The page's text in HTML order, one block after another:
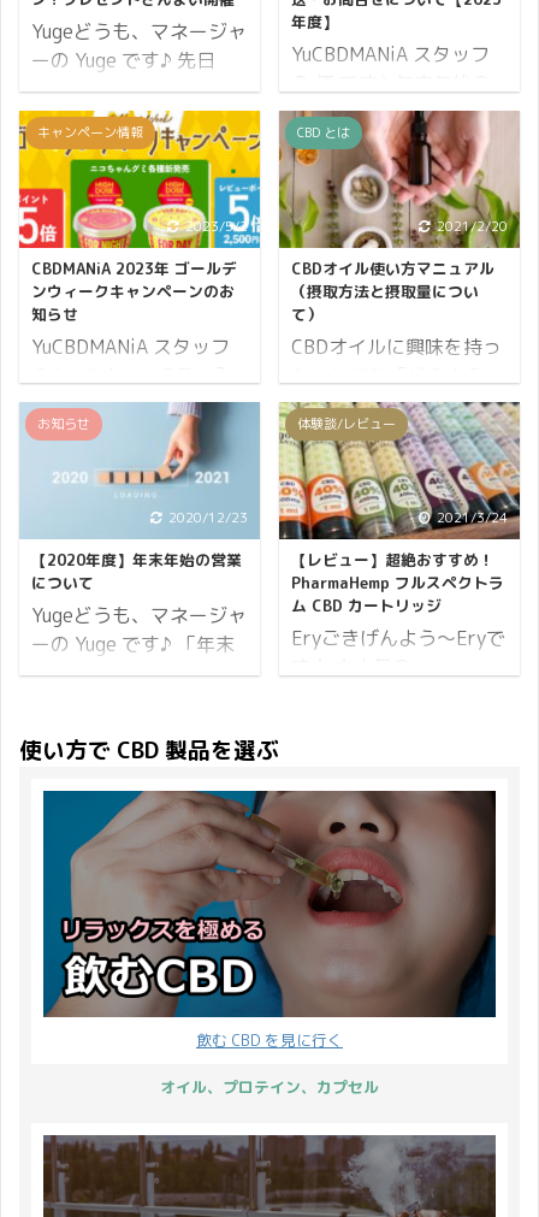
Yugeどうも、マネージャ
ーの Yuge です♪ 先日
「CBD グミが日本初上
陸！CBDfx「HEMP
GUMMIES」の詳細につ
いて」でお知らせした通
り CBDfx の CBD グミが
発売開始となりました。
これを記念して
CBDMANiA では「CBD
グミ発売記念キャンペー
ン！プレゼントざんま
い」を開催いたします！
8% ポイントバック 10%
OFF クーポン CBD グミ
CBDfx ノベルティ プレ
ゼント内容は上記の通り
です。 それでは詳細を説
明いたします。 開催概要
開催期間 2019年10 ...
年度】
YuCBDMANiA スタッフ
営業についてお知らせし
ます。 CBDMANiA が年
内で閉店するにあたり、
配送・お電話・メールで
のお問い合わせについて
ご不安に思われるかたも
いらっしゃるかと思いま
すので詳細をお伝えしま
す。 年末年始は混みあい
年始になってしまったり
年明け初日の配送ができ
ないなど遅延する可能性
が大いに考えられますの
でご注意ください。 お買
い物がお決まりでしたら
早目のご注文をおすすめ
します。 ※当店は年内で
閉店します、詳細ブログ
キャンペーン情報
2023/5/2
CBDMANiA 2023年 ゴールデ
ンウィークキャンペーンのお
知らせ
YuCBDMANiA スタッフ
りました。 藤棚の見事さ
に、思わず足を止めて見
入ってしまう季節です。
そしてゴールデンウィー
ク真っただ中です。 皆さ
まいかがお過ごしでしょ
うか。 5月は辛い花粉症
が終了するシーズン、そ
して個人的に誕生月でも
あるので笑 大好きな月で
品をリリース しました♪
年 ゴールデンウィークキ
ャンペーン も開催したの
でお知らせいたします！
大人気のニコちゃんグミ
から、「NIGHT」 ...
CBD とは
2021/2/20
CBDオイル使い方マニュアル
（摂取方法と摂取量につい
て）
CBDオイルに興味を持っ
使えばいいのか？」「ど
のくらい摂取すればいい
の？」という疑問を思い
浮かべるでしょう。 この
記事ではそういった疑問
を解決するべく、CBDオ
イルの摂取方法や摂取量
についてと注意事項を解
説します。 それではまず
摂取になります。 舌下摂
取 舌下摂取というのは言
葉の通り、舌（した）の
下から摂取する方法にな
ります。 いわゆる「べ
ろ」ですね。 舌の裏側に
垂らす ...
お知らせ
2020/12/23
【2020年度】年末年始の営業
について
Yugeどうも、マネージャ
ーの Yuge です♪ 「年末
年始の営業時間などを教
が多くなってきたので、
年末年始の営業について
ご案内申し上げます。
CBDMANiA の店舗につき
ましては「コロナ禍での
営業について」でご案内
申し上げた通り変わりあ
りません。 この記事では
年末年始の配送とメール
やお電話での問い合わせ
対応についてお知らせし
ます。 配送について 年
の通りです。 28日
（月）：13時まで当日発
送 29日（火）：休業 30
体験談/レビュー
2021/3/24
【レビュー】超絶おすすめ！
PharmaHemp フルスペクトラ
ム CBD カートリッジ
Eryごきげんよう～Eryで
でご紹介するCBDカート
リッジの感想を一言で表
すなら、最高のCBD感に
ノックアウト！これは是
非とも試して欲しい逸品
っ！！ となります。
PharmaHemp のジェルワ
ックスをレビューした時
と同様に、またしても素
す。 二言じゃないかとい
うツッコミはさておき、
PharmaHemp のCBDカー
トリッジについてレビュ
使い方で CBD 製品を選ぶ
飲む CBD を見に行く
オイル、プロテイン、カプセル